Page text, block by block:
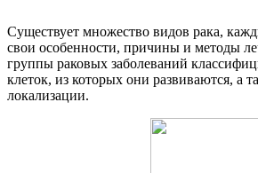
Существует множество видов рака,
свои особенности, причины и методы
группы раковых заболеваний
клеток, из которых они развиваются, а
локализации.